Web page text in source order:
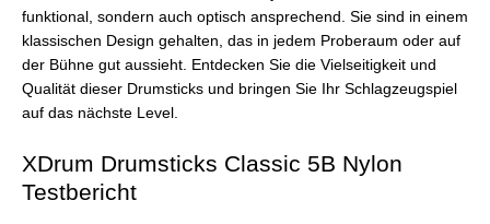
funktional, sondern auch optisch ansprechend. Sie sind in einem
klassischen Design gehalten, das in jedem Proberaum oder auf
der Bühne gut aussieht. Entdecken Sie die Vielseitigkeit und
Qualität dieser Drumsticks und bringen Sie Ihr Schlagzeugspiel
auf das nächste Level.
XDrum Drumsticks Classic 5B Nylon
Testbericht